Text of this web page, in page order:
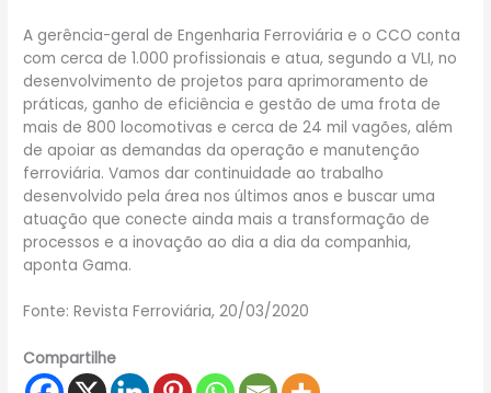
A gerência-geral de Engenharia Ferroviária e o CCO conta
com cerca de 1.000 profissionais e atua, segundo a VLI, no
desenvolvimento de projetos para aprimoramento de
práticas, ganho de eficiência e gestão de uma frota de
mais de 800 locomotivas e cerca de 24 mil vagões, além
de apoiar as demandas da operação e manutenção
ferroviária. Vamos dar continuidade ao trabalho
desenvolvido pela área nos últimos anos e buscar uma
atuação que conecte ainda mais a transformação de
processos e a inovação ao dia a dia da companhia,
aponta Gama.
Fonte: Revista Ferroviária, 20/03/2020
Compartilhe